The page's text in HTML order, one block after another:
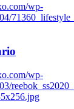
wp-
wp-